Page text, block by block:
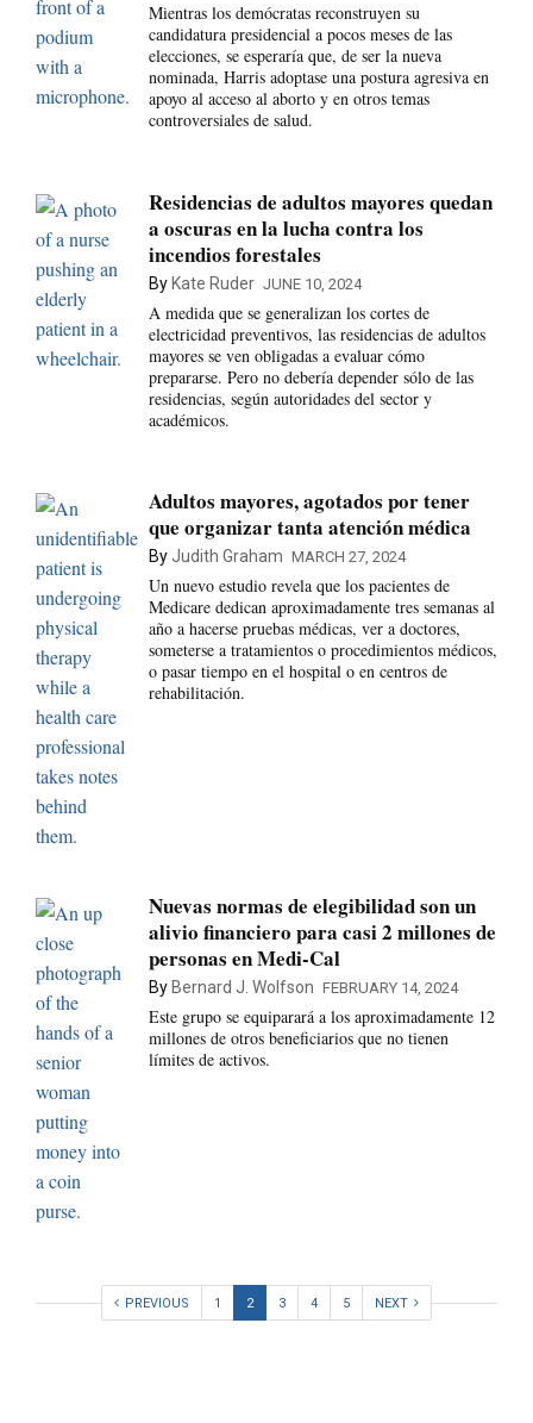
Mientras los demócratas reconstruyen su
candidatura presidencial a pocos meses de las
elecciones, se esperaría que, de ser la nueva
nominada, Harris adoptase una postura agresiva en
apoyo al acceso al aborto y en otros temas
controversiales de salud.
Residencias de adultos mayores quedan
a oscuras en la lucha contra los
incendios forestales
By Kate Ruder JUNE 10, 2024
A medida que se generalizan los cortes de
electricidad preventivos, las residencias de adultos
mayores se ven obligadas a evaluar cómo
prepararse. Pero no debería depender sólo de las
residencias, según autoridades del sector y
académicos.
Adultos mayores, agotados por tener
que organizar tanta atención médica
ByJudith Graham MARCH 27, 2024
Un nuevo estudio revela que los pacientes de
Medicare dedican aproximadamente tres semanas al
año a hacerse pruebas médicas, ver a doctores,
someterse a tratamientos o procedimientos médicos,
o pasar tiempo en el hospital o en centros de
rehabilitación.
Nuevas normas de elegibilidad son un
alivio financiero para casi 2 millones de
personas en Medi-Cal
By Bernard J. Wolfson FEBRUARY 14, 2024
Este grupo se equiparará a los aproximadamente 12
millones de otros beneficiarios que no tienen
límites de activos.
PREVIOUS 1 2 3 4 5 NEXT